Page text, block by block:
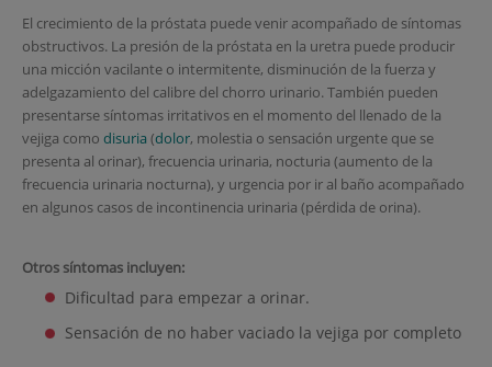
El crecimiento de la próstata puede venir acompañado de síntomas
obstructivos. La presión de la próstata en la uretra puede producir
una micción vacilante o intermitente, disminución de la fuerza y
adelgazamiento del calibre del chorro urinario. También pueden
presentarse síntomas irritativos en el momento del llenado de la
vejiga como disuria (dolor, molestia o sensación urgente que se
presenta al orinar), frecuencia urinaria, nocturia (aumento de la
frecuencia urinaria nocturna), y urgencia por ir al baño acompañado
en algunos casos de incontinencia urinaria (pérdida de orina).
Otros síntomas incluyen:
Dificultad para empezar a orinar.
Sensación de no haber vaciado la vejiga por completo